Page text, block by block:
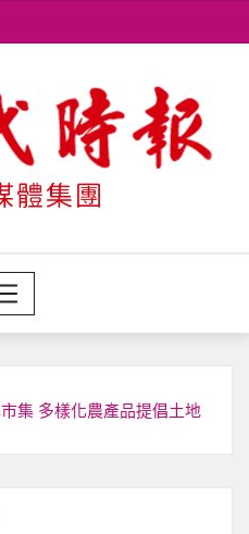
集 多樣化農產品提倡土地